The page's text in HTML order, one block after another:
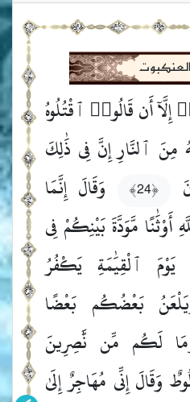
أَن قَالُوا۟ ٱقْتُلُوهُ
مِنَ ٱلنَّارِ إِنَّ فِى ذَٰلِكَ
﴿24﴾
وَقَالَ إِنَّمَا
مَّوَدَّةَ بَيْنِكُمْ فِى
يَوْمَ ٱلْقِيَٰمَةِ يَكْفُرُ
بَعْضُكُم بَعْضًا
لَكُم مِّن نَّٰصِرِينَ
وَقَالَ إِنِّى مُهَاجِرٌ إِلَىٰ